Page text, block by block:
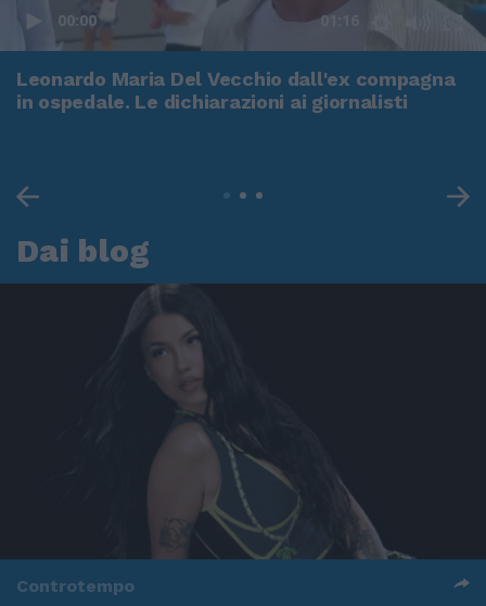
00:00 01:16
Leonardo Maria Del Vecchio dall'ex compagna
in ospedale. Le dichiarazioni ai giornalisti
Dai blog
Controtempo